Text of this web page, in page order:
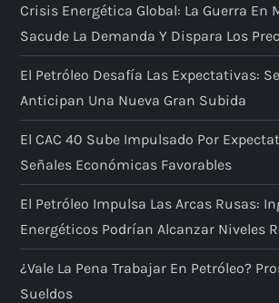
Crisis Energética Global: La Guerra En
Sacude La Demanda Y Dispara Los
El Petróleo Desafía Las Expectativas:
Anticipan Una Nueva Gran Subida
El CAC 40 Sube Impulsado Por
Señales Económicas Favorables
El Petróleo Impulsa Las Arcas Rusas:
Energéticos Podrían Alcanzar Niveles
¿Vale La Pena Trabajar En Petróleo?
Sueldos